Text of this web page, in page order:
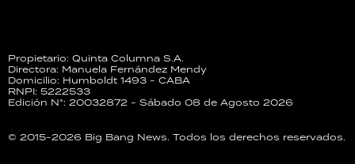
Propietario: Quinta Columna S.A.
Directora: Manuela Fernández Mendy
Domicilio: Humboldt 1493 - CABA
RNPI: 5222533
Edición N°: 20032872 - Sábado 08 de Agosto 2026
© 2015-2026 Big Bang News. Todos los derechos reservados.